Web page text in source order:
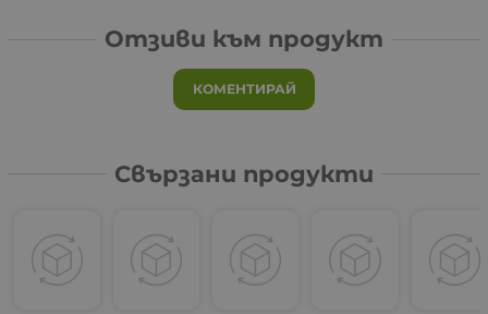
Отзиви към продукт
КОМЕНТИРАЙ
Свързани продукти